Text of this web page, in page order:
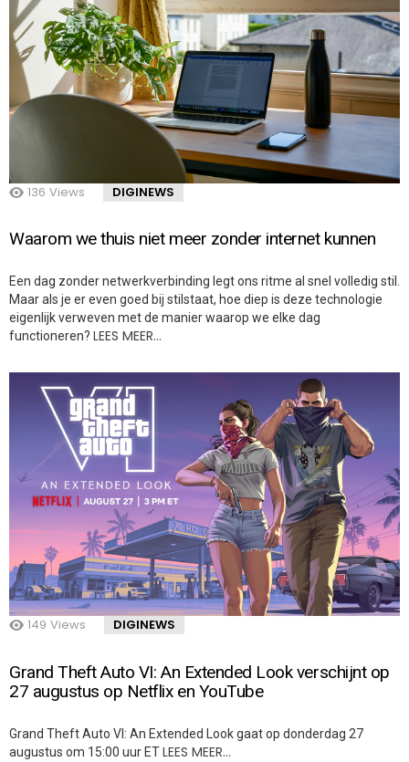
136 Views DIGINEWS
Waarom we thuis niet meer zonder internet kunnen
Een dag zonder netwerkverbinding legt ons ritme al snel volledig stil.
Maar als je er even goed bij stilstaat, hoe diep is deze technologie
eigenlijk verweven met de manier waarop we elke dag
functioneren? LEES MEER…
149 Views DIGINEWS
Grand Theft Auto VI: An Extended Look verschijnt op
27 augustus op Netflix en YouTube
Grand Theft Auto VI: An Extended Look gaat op donderdag 27
augustus om 15:00 uur ETLEES MEER…